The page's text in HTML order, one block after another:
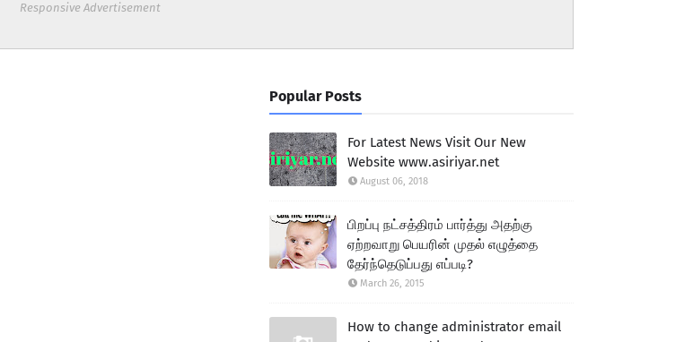
Responsive Advertisement
Popular Posts
For Latest News Visit Our New
Website www.asiriyar.net
August 06, 2018
பிறப்பு நட்சத்திரம் பார்த்து அதற்கு
ஏற்றவாறு பெயரின் முதல் எழுத்தை
தேர்ந்தெடுப்பது எப்படி?
March 26, 2015
How to change administrator email